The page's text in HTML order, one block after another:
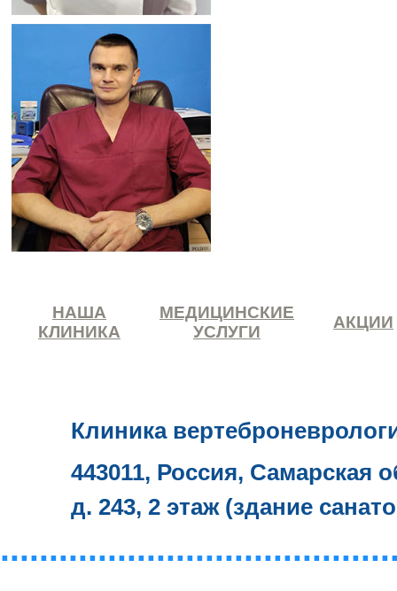
НАША
КЛИНИКА
МЕДИЦИНСКИЕ
УСЛУГИ
АКЦИИ
Клиника
443011, Россия, Самарская
д. 243, 2 этаж (здание